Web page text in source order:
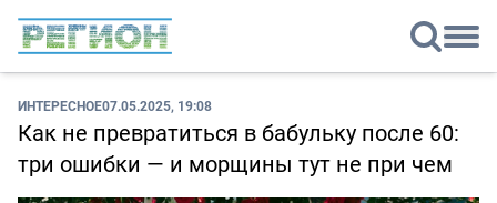
ИНТЕРЕСНОЕ07.05.2025, 19:08
Как не превратиться в бабульку после 60:
три ошибки — и морщины тут не при чем